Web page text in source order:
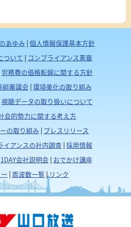
あゆみ |個人情報保護基本方針
ついて | コンプライアンス憲章
労務費の価格転嫁に関する方針
組審議会|環境美化の取り組み
視聴データの取り扱いについて
会的勢力に関する考え方
の取り組み | プレスリリース
イアンスの社内調査 |採用情報
1DAY会社説明会| おでかけ講座
| 周波数一覧 |リンク